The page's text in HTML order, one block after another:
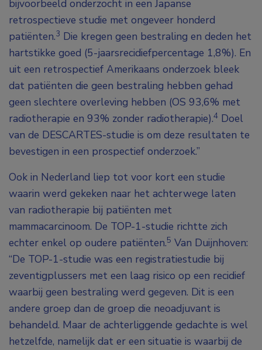
bijvoorbeeld onderzocht in een Japanse
retrospectieve studie met ongeveer honderd
patiënten.3 Die kregen geen bestraling en deden het
hartstikke goed (5-jaarsrecidiefpercentage 1,8%). En
uit een retrospectief Amerikaans onderzoek bleek
dat patiënten die geen bestraling hebben gehad
geen slechtere overleving hebben (OS 93,6% met
radiotherapie en 93% zonder radiotherapie).4 Doel
van de DESCARTES-studie is om deze resultaten te
bevestigen in een prospectief onderzoek.”
Ook in Nederland liep tot voor kort een studie
waarin werd gekeken naar het achterwege laten
van radiotherapie bij patiënten met
mammacarcinoom. De TOP-1-studie richtte zich
echter enkel op oudere patiënten.5 Van Duijnhoven:
“De TOP-1-studie was een registratiestudie bij
zeventigplussers met een laag risico op een recidief
waarbij geen bestraling werd gegeven. Dit is een
andere groep dan de groep die neoadjuvant is
behandeld. Maar de achterliggende gedachte is wel
hetzelfde, namelijk dat er een situatie is waarbij de